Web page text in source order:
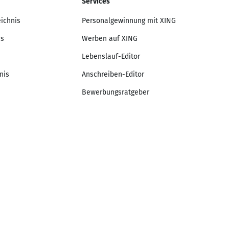
Personalgewinnung mit XING
Werben auf XING
Lebenslauf-Editor
Anschreiben-Editor
Bewerbungsratgeber